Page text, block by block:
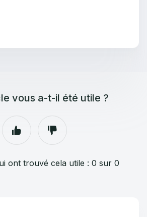
vous a-t-il été utile ?
ont trouvé cela utile : 0 sur 0